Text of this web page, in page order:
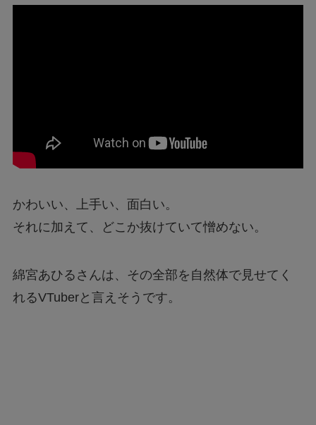
かわいい、上手い、面白い。
それに加えて、どこか抜けていて憎めない。
綿宮あひるさんは、その全部を自然体で見せてく
れるVTuberと言えそうです。